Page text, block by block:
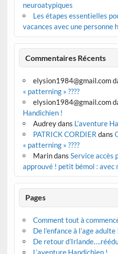
neuroatypiques
Les étapes essentielles
vacances avec une personne
Commentaires Récents
elysion1984@gmail.com
« patterning » ????
elysion1984@gmail.com
Handichien !
Audreydans L’aventure
PATRICK CORDIER dans
« patterning » ????
Marindans Service accès
approuvé ! petit bémol : avec
Pages
Comment tout à
De l’enfance à l’age adulte
De retour
L’aventure Handichien !